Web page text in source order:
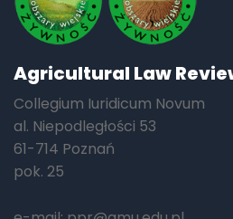
Agricultural Law
Collegium Iuridicum Novum
al. Niepodległości 53
61-714 Poznań
pok. 25